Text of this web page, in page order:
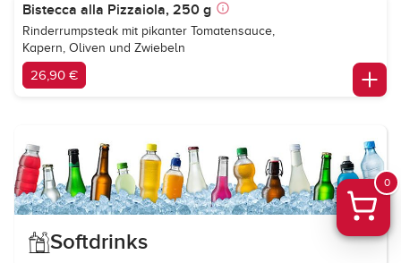
Bistecca alla Pizzaiola, 250 g
Rinderrumpsteak mit pikanter Tomatensauce,
Kapern, Oliven und Zwiebeln
26,90 €
Softdrinks
0